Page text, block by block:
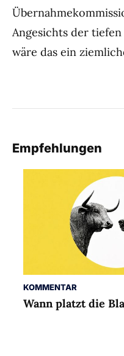
Angesichts der tiefen
wäre das ein
Empfehlungen
KOMMENTAR
Wann platzt die